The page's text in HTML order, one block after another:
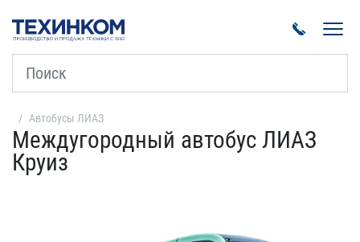
Автобусы ЛИАЗ
Междугородный автобус ЛИАЗ
Круиз